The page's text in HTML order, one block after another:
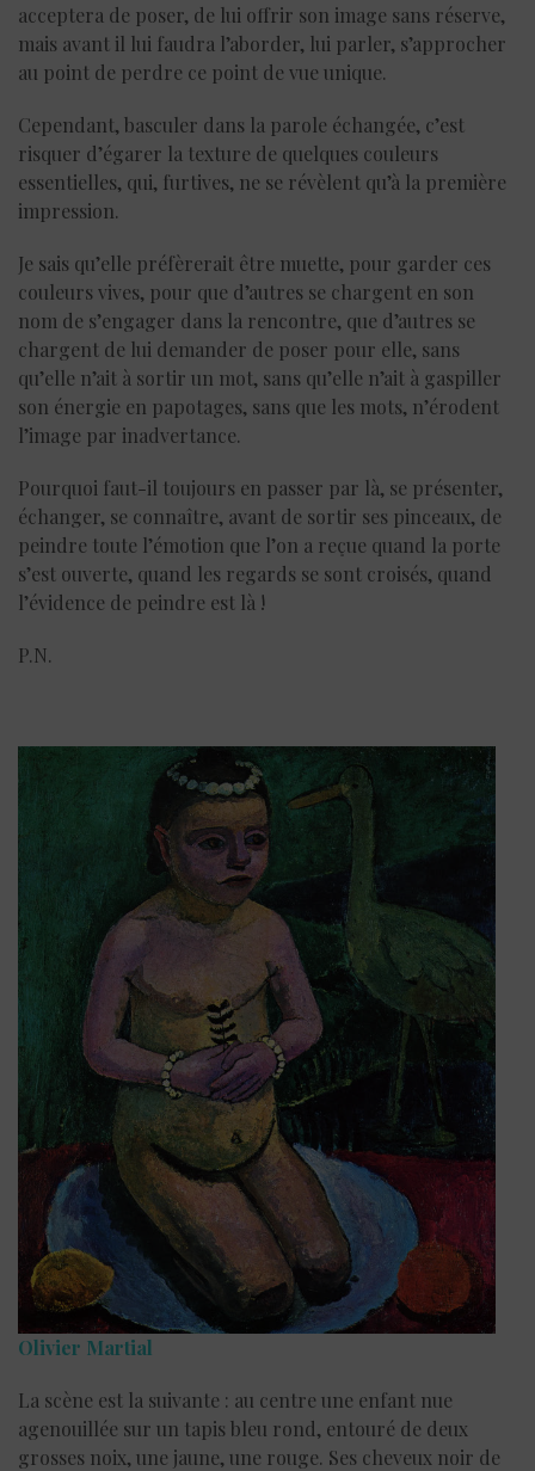
acceptera de poser, de lui offrir son image sans réserve,
mais avant il lui faudra l’aborder, lui parler, s’approcher
au point de perdre ce point de vue unique.
Cependant, basculer dans la parole échangée, c’est
risquer d’égarer la texture de quelques couleurs
essentielles, qui, furtives, ne se révèlent qu’à la première
impression.
Je sais qu’elle préfèrerait être muette, pour garder ces
couleurs vives, pour que d’autres se chargent en son
nom de s’engager dans la rencontre, que d’autres se
chargent de lui demander de poser pour elle, sans
qu’elle n’ait à sortir un mot, sans qu’elle n’ait à gaspiller
son énergie en papotages, sans que les mots, n’érodent
l’image par inadvertance.
Pourquoi faut-il toujours en passer par là, se présenter,
échanger, se connaître, avant de sortir ses pinceaux, de
peindre toute l’émotion que l’on a reçue quand la porte
s’est ouverte, quand les regards se sont croisés, quand
l’évidence de peindre est là !
P.N.
Olivier Martial
La scène est la suivante : au centre une enfant nue
agenouillée sur un tapis bleu rond, entouré de deux
grosses noix, une jaune, une rouge. Ses cheveux noir de